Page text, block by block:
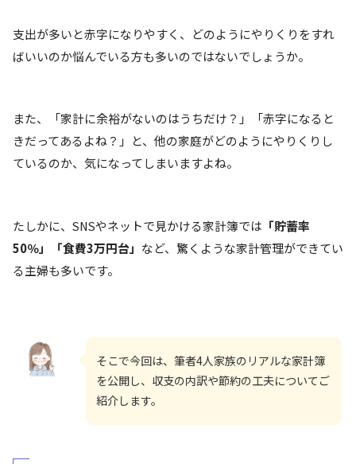
支出が多いと赤字になりやすく、どのようにやりくりをすれ
ばいいのか悩んでいる方も多いのではないでしょうか。
また、「家計に余裕がないのはうちだけ？」「赤字になると
きだってあるよね？」と、他の家庭がどのようにやりくりし
ているのか、気になってしまいますよね。
たしかに、SNSやネットで見かける家計簿では 「貯蓄率
50％」「食費3万円台」 など、驚くような家計管理ができてい
る主婦も多いです。
そこで今回は、筆者4人家族のリアルな家計簿
を公開し、収支の内訳や節約の工夫についてご
紹介します。